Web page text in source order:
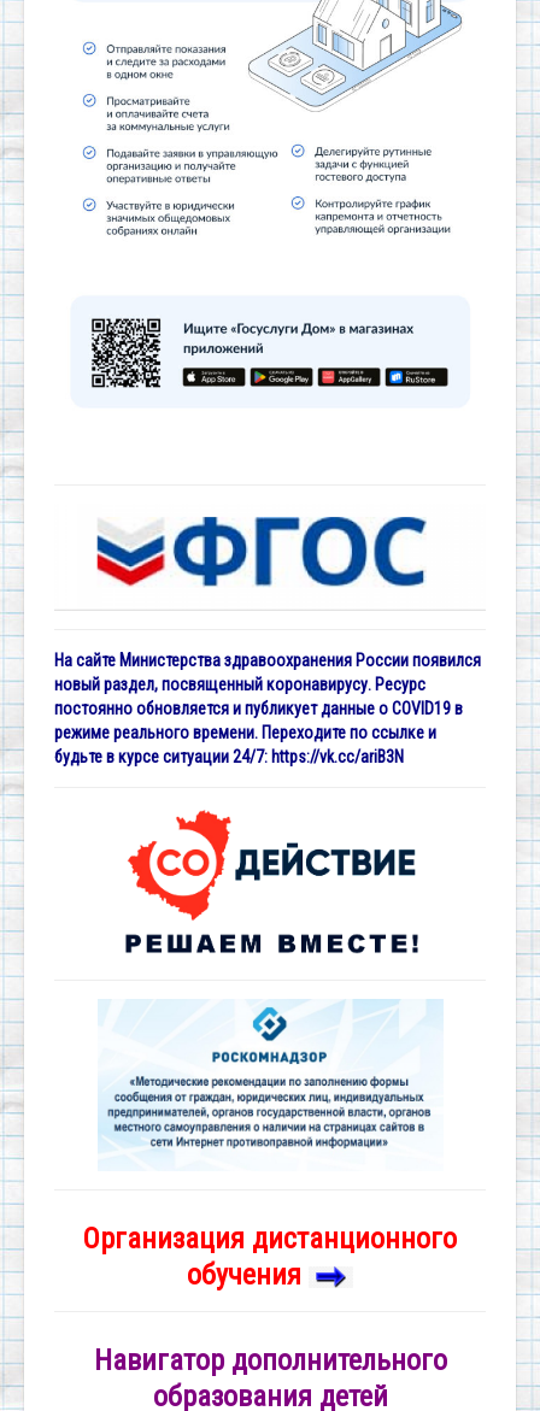
На сайте Министерства здравоохранения России появился
новый раздел, посвященный коронавирусу. Ресурс
постоянно обновляется и публикует данные о COVID19 в
режиме реального времени. Переходите по ссылке и
будьте в курсе ситуации 24/7: https://vk.cc/ariB3N
Организация дистанционного
обучения
Навигатор дополнительного
образования детей